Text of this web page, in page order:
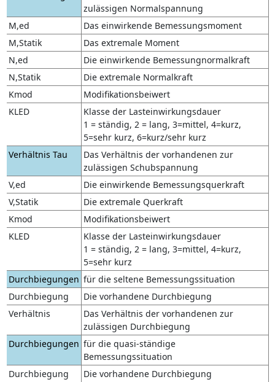
zulässigen Normalspannung
M,ed
Das einwirkende Bemessungsmoment
M,Statik
Das extremale Moment
N,ed
Die einwirkende Bemessungnormalkraft
N,Statik
Die extremale Normalkraft
Kmod
Modifikationsbeiwert
KLED
Klasse der Lasteinwirkungsdauer
1 = ständig, 2 = lang, 3=mittel, 4=kurz,
5=sehr kurz, 6=kurz/sehr kurz
Verhältnis Tau
Das Verhältnis der vorhandenen zur
zulässigen Schubspannung
V,ed
Die einwirkende Bemessungsquerkraft
V,Statik
Die extremale Querkraft
Kmod
Modifikationsbeiwert
KLED
Klasse der Lasteinwirkungsdauer
1 = ständig, 2 = lang, 3=mittel, 4=kurz,
5=sehr kurz
Durchbiegungen für die seltene Bemessungssituation
Durchbiegung
Die vorhandene Durchbiegung
Verhältnis
Das Verhältnis der vorhandenen zur
zulässigen Durchbiegung
Durchbiegungen für die quasi-ständige
Bemessungssituation
Durchbiegung
Die vorhandene Durchbiegung